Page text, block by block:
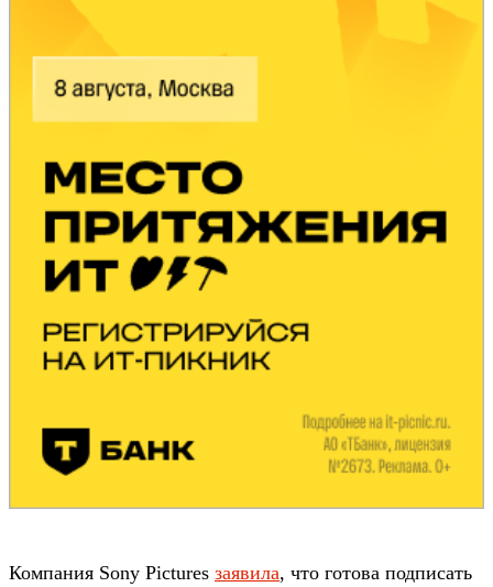
Компания Sony Pictures заявила, что готова подписать